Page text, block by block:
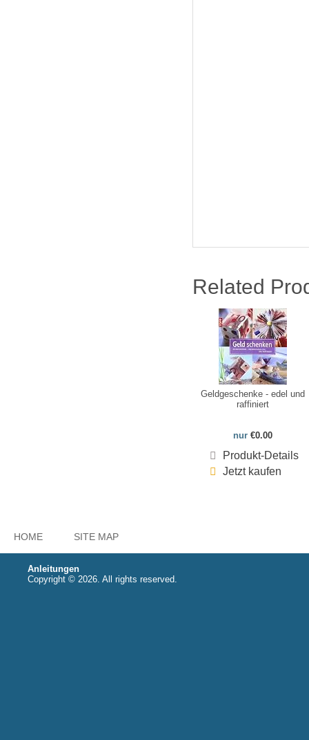
Related
Geldgeschenke - edel und
raffiniert
nur €0.00
Produkt-Details
Jetzt kaufen
HOME SITE MAP
Anleitungen
Copyright © 2026. All rights reserved.